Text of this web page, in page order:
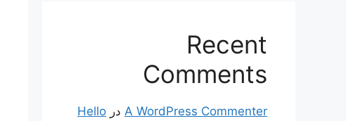
Recent
Comments
A WordPress Commenter در Hello